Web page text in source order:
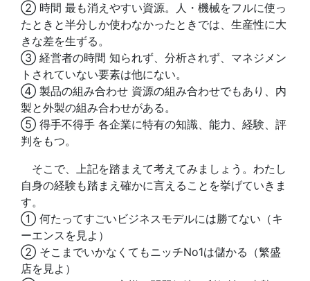
➁ 時間 最も消えやすい資源。人・機械をフルに使っ
たときと半分しか使わなかったときでは、生産性に大
きな差を生ずる。
③ 経営者の時間 知られず、分析されず、マネジメン
トされていない要素は他にない。
④ 製品の組み合わせ 資源の組み合わせでもあり、内
製と外製の組み合わせがある。
⑤ 得手不得手 各企業に特有の知識、能力、経験、評
判をもつ。
そこで、上記を踏まえて考えてみましょう。わたし
自身の経験も踏まえ確かに言えることを挙げていきま
す。
① 何たってすごいビジネスモデルには勝てない（キ
ーエンスを見よ）
② そこまでいかなくてもニッチNo1は儲かる（繁盛
店を見よ）